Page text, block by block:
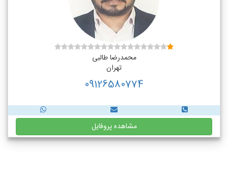
محمدرضا طالبی
تهران
09126580774
مشاهده پروفایل